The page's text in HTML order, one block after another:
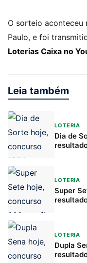
O sorteio aconteceu
Paulo, e foi
Loterias Caixa no
Leia também
LOTERIA
Dia de
LOTERIA
Super
LOTERIA
Dupla